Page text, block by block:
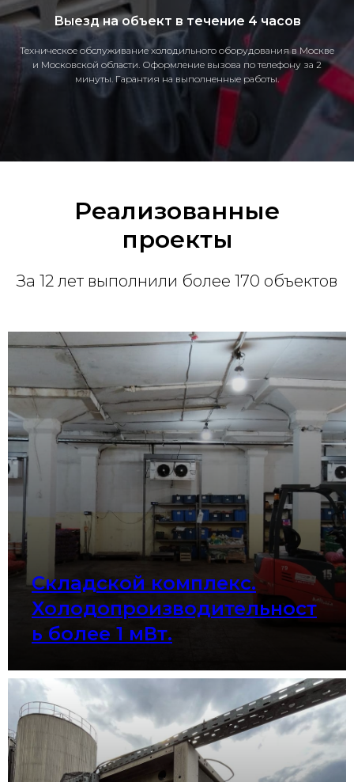
Выезд на объект в течение 4 часов
Техническое обслуживание холодильного оборудования в Москве
и Московской области. Оформление вызова по телефону за 2
минуты. Гарантия на выполненные работы.
Реализованные
проекты
За 12 лет выполнили более 170 объектов
Складской комплекс.
Холодопроизводительност
ь более 1 мВт.